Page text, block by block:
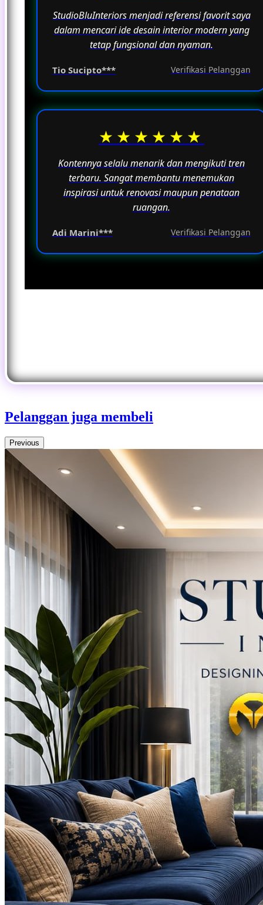
StudioBluInteriors menjadi referensi favorit saya
dalam mencari ide desain interior modern yang
tetap fungsional dan nyaman.
Tio Sucipto*** Verifikasi Pelanggan
★★★★★★
Kontennya selalu menarik dan mengikuti tren
terbaru. Sangat membantu menemukan
inspirasi untuk renovasi maupun penataan
ruangan.
Adi Marini*** Verifikasi Pelanggan
Pelanggan juga membeli
Previous